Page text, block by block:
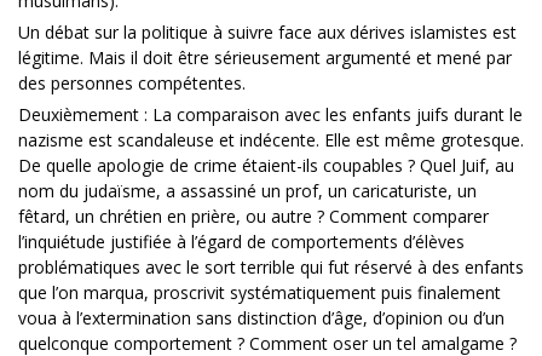
Un débat sur la politique à suivre face aux dérives islamistes est
légitime. Mais il doit être sérieusement argumenté et mené par
des personnes compétentes.
Deuxièmement : La comparaison avec les enfants juifs durant le
nazisme est scandaleuse et indécente. Elle est même grotesque.
De quelle apologie de crime étaient-ils coupables ? Quel Juif, au
nom du judaïsme, a assassiné un prof, un caricaturiste, un
fêtard, un chrétien en prière, ou autre ? Comment comparer
l’inquiétude justifiée à l’égard de comportements d’élèves
problématiques avec le sort terrible qui fut réservé à des enfants
que l’on marqua, proscrivit systématiquement puis finalement
voua à l’extermination sans distinction d’âge, d’opinion ou d’un
quelconque comportement ? Comment oser un tel amalgame ?